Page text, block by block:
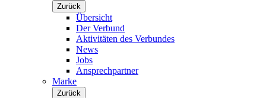
Zurück
Übersicht
Der Verbund
Aktivitäten des Verbundes
News
Jobs
Ansprechpartner
Marke
Zurück